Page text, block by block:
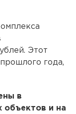
Этот
года,
в
объектов и на